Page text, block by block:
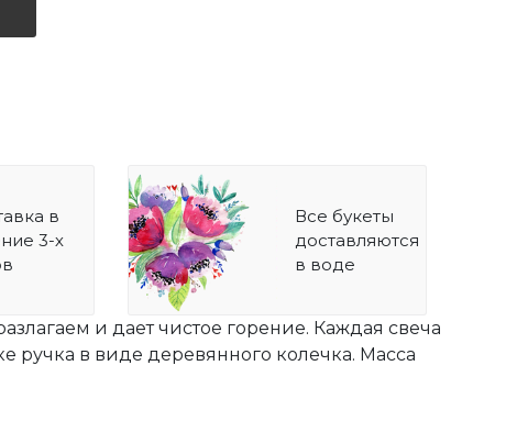
в
3-х
Все букеты
доставляются
в воде
и дает чистое горение. Каждая свеча
ручка в виде деревянного колечка. Масса